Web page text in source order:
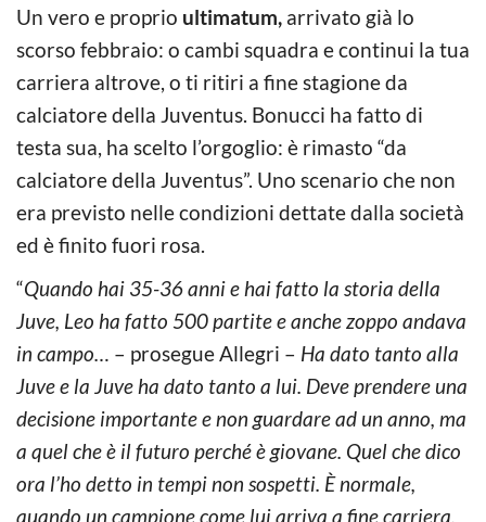
Un vero e proprio ultimatum, arrivato già lo
scorso febbraio: o cambi squadra e continui la tua
carriera altrove, o ti ritiri a fine stagione da
calciatore della Juventus. Bonucci ha fatto di
testa sua, ha scelto l’orgoglio: è rimasto “da
calciatore della Juventus”. Uno scenario che non
era previsto nelle condizioni dettate dalla società
ed è finito fuori rosa.
“Quando hai 35-36 anni e hai fatto la storia della
Juve, Leo ha fatto 500 partite e anche zoppo andava
in campo… – prosegue Allegri – Ha dato tanto alla
Juve e la Juve ha dato tanto a lui. Deve prendere una
decisione importante e non guardare ad un anno, ma
a quel che è il futuro perché è giovane. Quel che dico
ora l’ho detto in tempi non sospetti. È normale,
quando un campione come lui arriva a fine carriera,